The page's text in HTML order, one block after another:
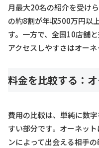
月最大20名の紹介を受け
の約8割が年収500万円以
す。一方で、全国10店舗
アクセスしやすさはオーネ
料金を比較する：
費用の比較は、単純に数
すい部分です。オーネッ
ンによって出会える相手